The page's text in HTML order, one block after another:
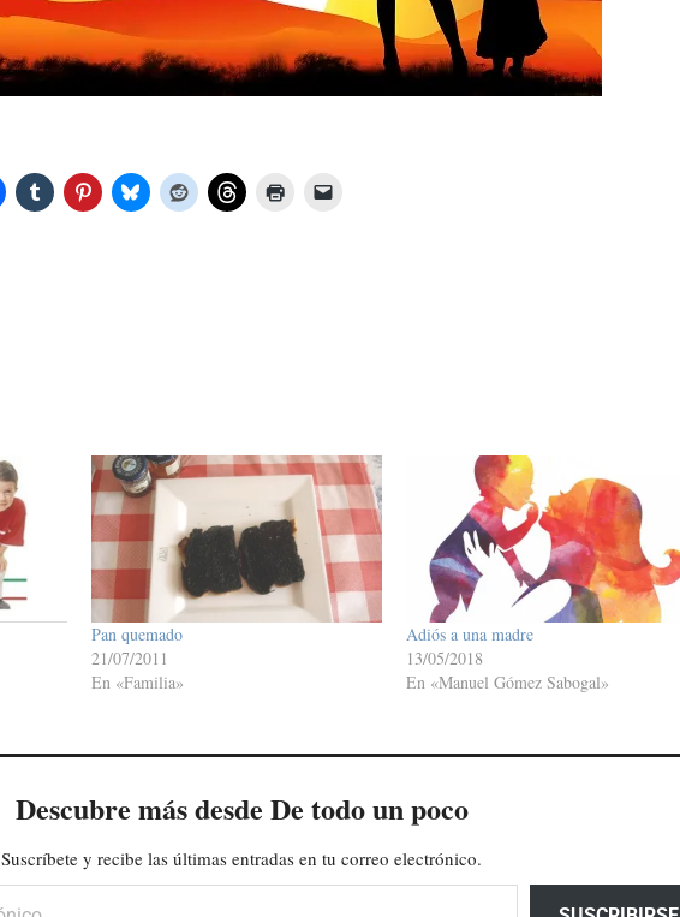
Pan quemado
21/07/2011
En «Familia»
Adiós a una madre
13/05/2018
En «Manuel Gómez Sabogal»
Descubre más desde De todo un poco
Suscríbete y recibe las últimas entradas en tu correo electrónico.